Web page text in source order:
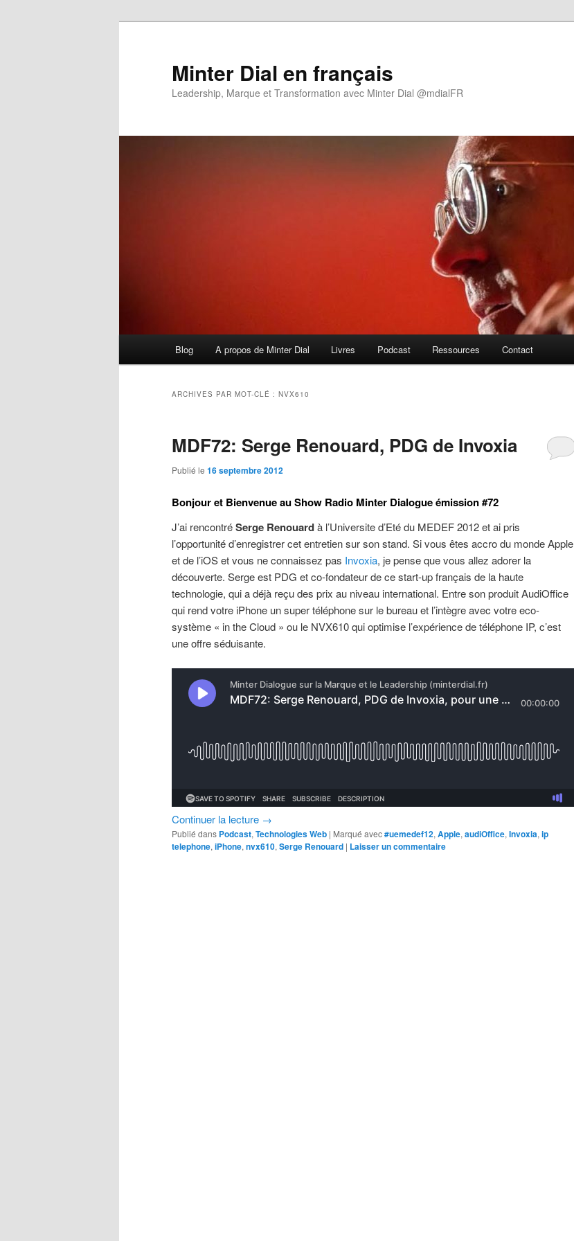
Minter Dial en français
Leadership, Marque et Transformation avec Minter Dial @mdialFR
Blog A propos de Minter Dial Livres Podcast Ressources Contact
ARCHIVES PAR MOT-CLÉ : NVX610
MDF72: Serge Renouard, PDG de Invoxia
Publié le 16 septembre 2012
Bonjour et Bienvenue au Show Radio Minter Dialogue émission #72
J’ai rencontréSerge Renouardà l’Universite d’Eté du MEDEF 2012 et ai pris
l’opportunité d’enregistrer cet entretien sur son stand. Si vous êtes accro du monde Apple
et de l’iOS et vous ne connaissez pas Invoxia, je pense que vous allez adorer la
découverte. Serge est PDG et co-fondateur de ce start-up français de la haute
technologie, qui a déjà reçu des prix au niveau international. Entre son produit AudiOffice
qui rend votre iPhone un super téléphone sur le bureau et l’intègre avec votre eco-
système « in the Cloud » ou le NVX610 qui optimise l’expérience de téléphone IP, c’est
une offre séduisante.
Continuer la lecture →
Publié dans Podcast, Technologies Web | Marqué avec#uemedef12, Apple, audiOffice, Invoxia, ip
telephone, iPhone, nvx610, Serge Renouard | Laisser un commentaire